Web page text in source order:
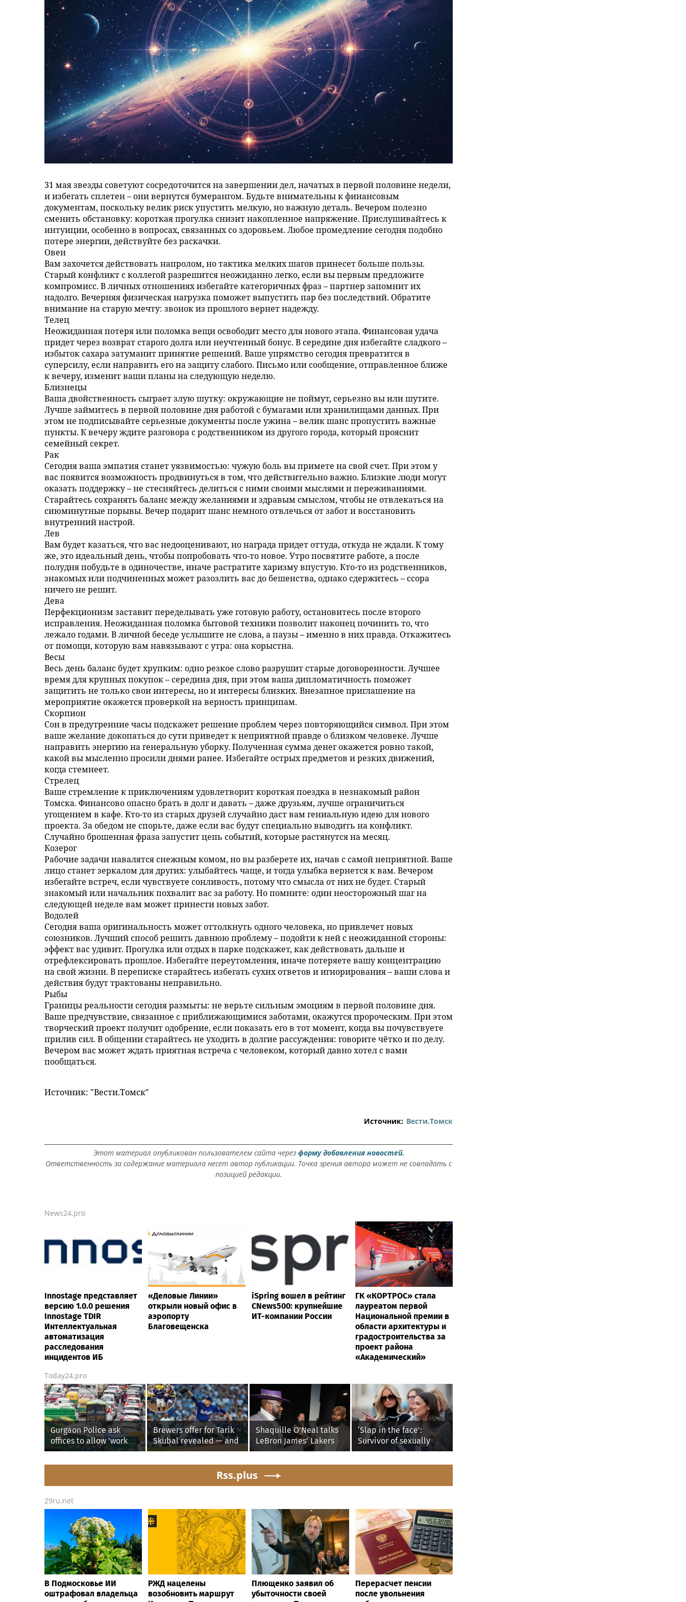
31 мая звезды советуют сосредоточится на завершении дел, начатых в первой половине недели,
и избегать сплетен – они вернутся бумерангом. Будьте внимательны к финансовым
документам, поскольку велик риск упустить мелкую, но важную деталь. Вечером полезно
сменить обстановку: короткая прогулка снизит накопленное напряжение. Прислушивайтесь к
интуиции, особенно в вопросах, связанных со здоровьем. Любое промедление сегодня подобно
потере энергии, действуйте без раскачки.
Овен
Вам захочется действовать напролом, но тактика мелких шагов принесет больше пользы.
Старый конфликт с коллегой разрешится неожиданно легко, если вы первым предложите
компромисс. В личных отношениях избегайте категоричных фраз – партнер запомнит их
надолго. Вечерняя физическая нагрузка поможет выпустить пар без последствий. Обратите
внимание на старую мечту: звонок из прошлого вернет надежду.
Телец
Неожиданная потеря или поломка вещи освободит место для нового этапа. Финансовая удача
придет через возврат старого долга или неучтенный бонус. В середине дня избегайте сладкого –
избыток сахара затуманит принятие решений. Ваше упрямство сегодня превратится в
суперсилу, если направить его на защиту слабого. Письмо или сообщение, отправленное ближе
к вечеру, изменит ваши планы на следующую неделю.
Близнецы
Ваша двойственность сыграет злую шутку: окружающие не поймут, серьезно вы или шутите.
Лучше займитесь в первой половине дня работой с бумагами или хранилищами данных. При
этом не подписывайте серьезные документы после ужина – велик шанс пропустить важные
пункты. К вечеру ждите разговора с родственником из другого города, который прояснит
семейный секрет.
Рак
Сегодня ваша эмпатия станет уязвимостью: чужую боль вы примете на свой счет. При этом у
вас появится возможность продвинуться в том, что действительно важно. Близкие люди могут
оказать поддержку – не стесняйтесь делиться с ними своими мыслями и переживаниями.
Старайтесь сохранять баланс между желаниями и здравым смыслом, чтобы не отвлекаться на
сиюминутные порывы. Вечер подарит шанс немного отвлечься от забот и восстановить
внутренний настрой.
Лев
Вам будет казаться, что вас недооценивают, но награда придет оттуда, откуда не ждали. К тому
же, это идеальный день, чтобы попробовать что-то новое. Утро посвятите работе, а после
полудня побудьте в одиночестве, иначе растратите харизму впустую. Кто-то из родственников,
знакомых или подчиненных может разозлить вас до бешенства, однако сдержитесь – ссора
ничего не решит.
Дева
Перфекционизм заставит переделывать уже готовую работу, остановитесь после второго
исправления. Неожиданная поломка бытовой техники позволит наконец починить то, что
лежало годами. В личной беседе услышите не слова, а паузы – именно в них правда. Откажитесь
от помощи, которую вам навязывают с утра: она корыстна.
Весы
Весь день баланс будет хрупким: одно резкое слово разрушит старые договоренности. Лучшее
время для крупных покупок – середина дня, при этом ваша дипломатичность поможет
защитить не только свои интересы, но и интересы близких. Внезапное приглашение на
мероприятие окажется проверкой на верность принципам.
Скорпион
Сон в предутренние часы подскажет решение проблем через повторяющийся символ. При этом
ваше желание докопаться до сути приведет к неприятной правде о близком человеке. Лучше
направить энергию на генеральную уборку. Полученная сумма денег окажется ровно такой,
какой вы мысленно просили днями ранее. Избегайте острых предметов и резких движений,
когда стемнеет.
Стрелец
Ваше стремление к приключениям удовлетворит короткая поездка в незнакомый район
Томска. Финансово опасно брать в долг и давать – даже друзьям, лучше ограничиться
угощением в кафе. Кто-то из старых друзей случайно даст вам гениальную идею для нового
проекта. За обедом не спорьте, даже если вас будут специально выводить на конфликт.
Случайно брошенная фраза запустит цепь событий, которые растянутся на месяц.
Козерог
Рабочие задачи навалятся снежным комом, но вы разберете их, начав с самой неприятной. Ваше
лицо станет зеркалом для других: улыбайтесь чаще, и тогда улыбка вернется к вам. Вечером
избегайте встреч, если чувствуете сонливость, потому что смысла от них не будет. Старый
знакомый или начальник похвалит вас за работу. Но помните: один неосторожный шаг на
следующей неделе вам может принести новых забот.
Водолей
Сегодня ваша оригинальность может оттолкнуть одного человека, но привлечет новых
союзников. Лучший способ решить давнюю проблему – подойти к ней с неожиданной стороны:
эффект вас удивит. Прогулка или отдых в парке подскажет, как действовать дальше и
отрефлексировать прошлое. Избегайте переутомления, иначе потеряете вашу концентрацию
на свой жизни. В переписке старайтесь избегать сухих ответов и игнорирования – ваши слова и
действия будут трактованы неправильно.
Рыбы
Границы реальности сегодня размыты: не верьте сильным эмоциям в первой половине дня.
Ваше предчувствие, связанное с приближающимися заботами, окажутся пророческим. При этом
творческий проект получит одобрение, если показать его в тот момент, когда вы почувствуете
прилив сил. В общении старайтесь не уходить в долгие рассуждения: говорите чётко и по делу.
Вечером вас может ждать приятная встреча с человеком, который давно хотел с вами
пообщаться.
Источник: "Вести.Томск"
Источник: Вести.Томск
Этот материал опубликован пользователем сайта через форму добавления новостей.
Ответственность за содержание материала несет автор публикации. Точка зрения автора может не совпадать с
позицией редакции.
News24.pro
Innostage представляет
версию 1.0.0 решения
Innostage TDIR
Интеллектуальная
автоматизация
расследования
инцидентов ИБ
«Деловые Линии»
открыли новый офис в
аэропорту
Благовещенска
iSpring вошел в рейтинг
CNews500: крупнейшие
ИТ-компании России
ГК «КОРТРОС» стала
лауреатом первой
Национальной премии в
области архитектуры и
градостроительства за
проект района
«Академический»
Today24.pro
Gurgaon Police ask
offices to allow 'work
from home' as heavy
rain floods roads again
Brewers offer for Tarik
Skubal revealed — and
it’s better than the
Dodgers
Shaquille O'Neal talks
LeBron James' Lakers
legacy, why his new
76ers might be
extremely 'dangerous'
‘Slap in the face’:
Survivor of sexually
explicit deepfakes
lashes out over
AOC’s AI crimes bill
Rss.plus
29ru.net
В Подмосковье ИИ
оштрафовал владельца
РЖД нацелены
возобновить маршрут
Плющенко заявил об
убыточности своей
Перерасчет пенсии
после увольнения